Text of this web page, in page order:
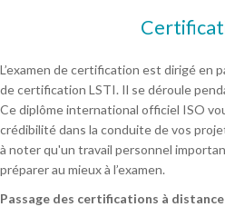
L’examen de certification est dirigé en
de certification LSTI. Il se déroule
Ce diplôme international officiel ISO
crédibilité dans la conduite de vos
à noter qu'un travail personnel
préparer au mieux à l’examen.
Passage des certifications à distance